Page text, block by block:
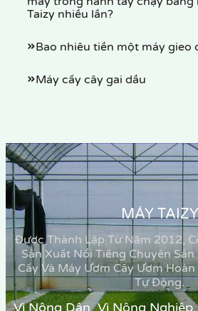
Taizy nhiều lần?
Bao nhiêu tiền một máy gieo
Máy cấy cây gai dầu
MÁY TAIZY
Được Thành Lập Từ Năm 2012,
Sản Xuất Nổi Tiếng Chuyên
Cấy Và Máy Ươm Cây Ươm
Tự Động.
Vì Nông Dân, Vì Nông